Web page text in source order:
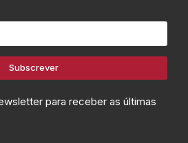
Subscrever
para receber as últimas